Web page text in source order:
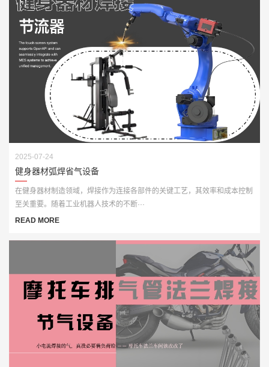
2025-07-24
健身器材弧焊省气设备
在健身器材制造领域，焊接作为连接各部件的关键工艺，其效率和成本控制
至关重要。随着工业机器人技术的不断···
READ MORE